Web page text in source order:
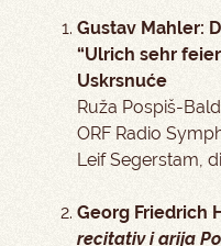
Gustav Mahler:
“Ulrich sehr
Uskrsnuće
Ruža Pospiš-
ORF Radio
Leif Segerstam,
Georg Friedrich
recitativ i arija